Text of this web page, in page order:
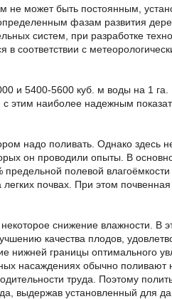
не может быть постоянным,
фазам развития
систем, при разработке
в соответствии с
и 5400-5600 куб. м воды на 1 га.
этим наиболее надежным
надо поливать. Однако здесь
он проводили опыты. В
полевой
почвах. При этом почвенная
снижение влажности. В
качества плодов,
нижней границы оптимального
насаждениях обычно поливают
труда. Поэтому
выдержав установленный для